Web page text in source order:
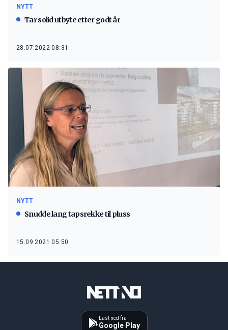
NYTT
Tar solid utbyte etter godt år
28.07.2022 08:31
NYTT
Snudde lang tapsrekke til pluss
15.09.2021 05:50
Last ned fra
Google Play